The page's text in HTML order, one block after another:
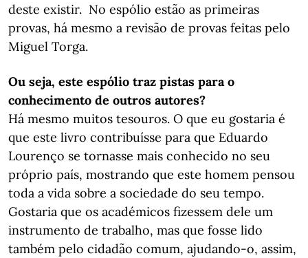
deste existir. No espólio estão as primeiras
provas, há mesmo a revisão de provas feitas pelo
Miguel Torga.
Ou seja, este espólio traz pistas para o
conhecimento de outros autores?
Há mesmo muitos tesouros. O que eu gostaria é
que este livro contribuísse para que Eduardo
Lourenço se tornasse mais conhecido no seu
próprio país, mostrando que este homem pensou
toda a vida sobre a sociedade do seu tempo.
Gostaria que os académicos fizessem dele um
instrumento de trabalho, mas que fosse lido
também pelo cidadão comum, ajudando-o, assim,